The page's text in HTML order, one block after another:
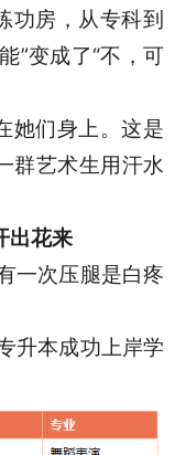
功房，从专科到
”变成了“不，可
她们身上。这是
群艺术生用汗水
出花来
一次压腿是白疼
升本成功上岸学